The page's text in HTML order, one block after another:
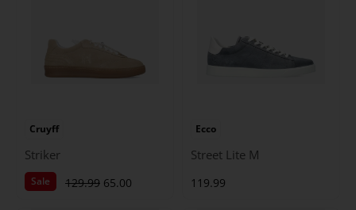
Cruyff
Striker
Sale 129.99 65.00
Ecco
Street Lite M
119.99